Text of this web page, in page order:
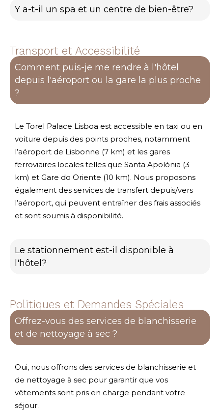
Y a-t-il un spa et un centre de bien-être?
Transport et Accessibilité
Comment puis-je me rendre à l'hôtel
depuis l'aéroport ou la gare la plus proche
?
Le Torel Palace Lisboa est accessible en taxi ou en
voiture depuis des points proches, notamment
l’aéroport de Lisbonne (7 km) et les gares
ferroviaires locales telles que Santa Apolónia (3
km) et Gare do Oriente (10 km). Nous proposons
également des services de transfert depuis/vers
l’aéroport, qui peuvent entraîner des frais associés
et sont soumis à disponibilité.
Le stationnement est-il disponible à
l'hôtel?
Politiques et Demandes Spéciales
Offrez-vous des services de blanchisserie
et de nettoyage à sec ?
Oui, nous offrons des services de blanchisserie et
de nettoyage à sec pour garantir que vos
vêtements sont pris en charge pendant votre
séjour.